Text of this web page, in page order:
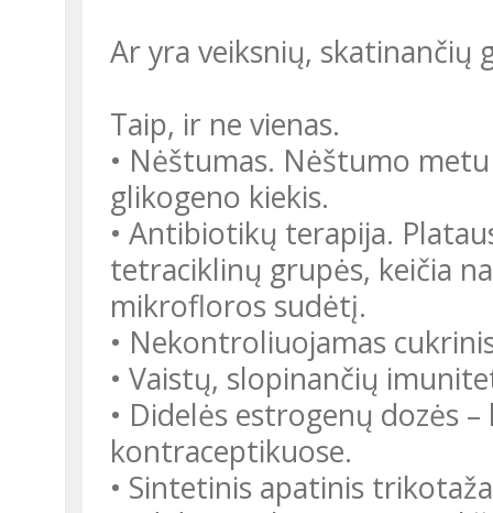
Ar yra veiksnių, skatinančių
Taip, ir ne vienas.
• Nėštumas. Nėštumo
glikogeno kiekis.
• Antibiotikų terapija.
tetraciklinų grupės, keičia
mikrofloros sudėtį.
• Nekontroliuojamas
• Vaistų, slopinančių
• Didelės estrogenų dozės
kontraceptikuose.
• Sintetinis apatinis